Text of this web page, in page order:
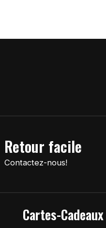
Retour facile
Contactez-nous!
Cartes-Cadeaux